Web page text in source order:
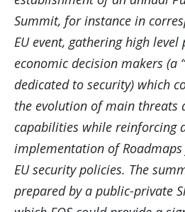
Summit, for instance in
EU event, gathering high
economic decision makers (a
dedicated to security) which
the evolution of main threats
capabilities while reinforcing
implementation of
EU security policies. The
prepared by a public-private